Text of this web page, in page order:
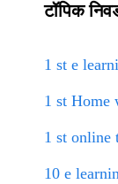
टॉपिक
1 st e
1 st Home
1 st online
10 e